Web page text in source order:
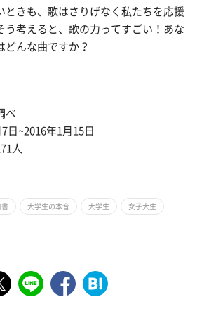
ときも、歌はさりげなく私たちを応援
う考えると、歌の力ってすごい！あな
どんな曲ですか？
べ
日~2016年1月15日
人
大学生の本音 大学生 女子大生